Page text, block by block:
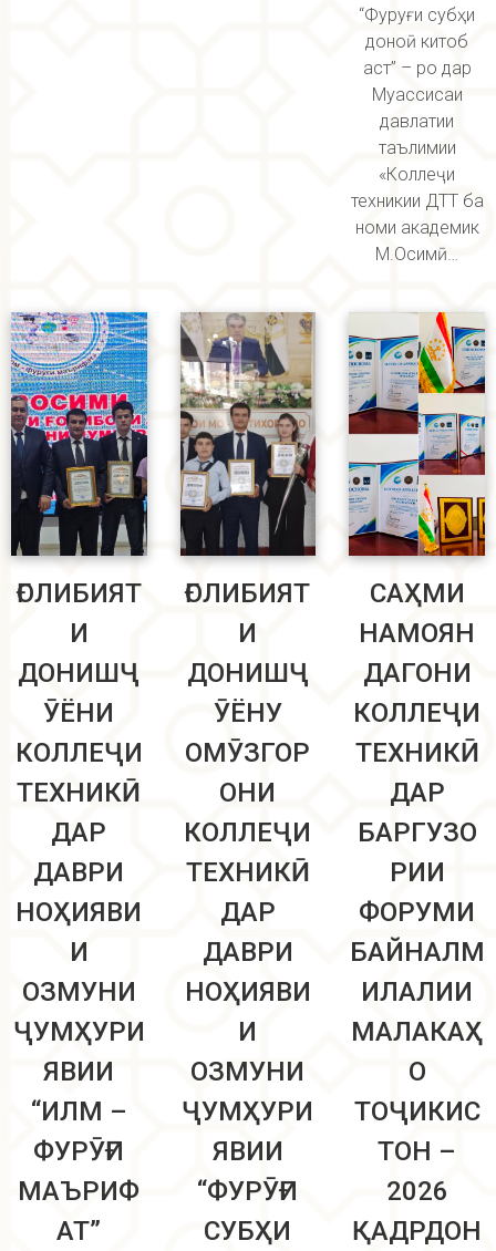
“Фуруғи субҳи
доноӣ китоб
аст” – ро дар
Муассисаи
давлатии
таълимии
«Коллеҷи
техникии ДТТ ба
номи академик
М.Осимӣ…
ҒОЛИБИЯТ
И
ДОНИШҶ
ӮЁНИ
КОЛЛЕҶИ
ТЕХНИКӢ
ДАР
ДАВРИ
НОҲИЯВИ
И
ОЗМУНИ
ҶУМҲУРИ
ЯВИИ
“ИЛМ –
ФУРӮҒИ
МАЪРИФ
АТ”
ҒОЛИБИЯТ
И
ДОНИШҶ
ӮЁНУ
ОМӮЗГОР
ОНИ
КОЛЛЕҶИ
ТЕХНИКӢ
ДАР
ДАВРИ
НОҲИЯВИ
И
ОЗМУНИ
ҶУМҲУРИ
ЯВИИ
“ФУРӮҒИ
СУБҲИ
САҲМИ
НАМОЯН
ДАГОНИ
КОЛЛЕҶИ
ТЕХНИКӢ
ДАР
БАРГУЗО
РИИ
ФОРУМИ
БАЙНАЛМ
ИЛАЛИИ
МАЛАКАҲ
О
ТОҶИКИС
ТОН –
2026
ҚАДРДОН